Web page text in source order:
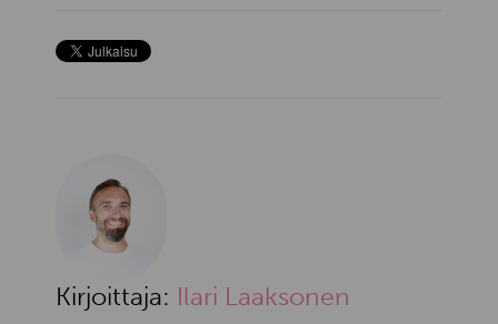
Kirjoittaja: Ilari Laaksonen